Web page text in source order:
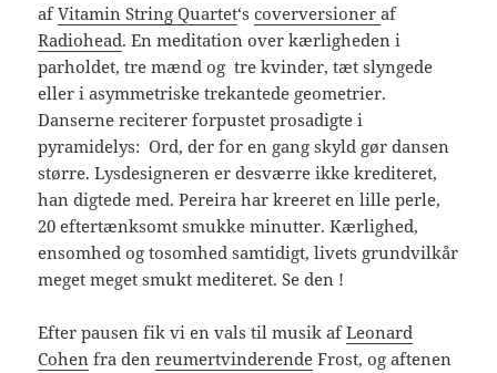
afVitamin String Quartet‘scoverversioneraf
Radiohead. En meditation over kærligheden i
parholdet, tre mænd og tre kvinder, tæt slyngede
eller i asymmetriske trekantede geometrier.
Danserne reciterer forpustet prosadigte i
pyramidelys: Ord, der for en gang skyld gør dansen
større. Lysdesigneren er desværre ikke krediteret,
han digtede med. Pereira har kreeret en lille perle,
20 eftertænksomt smukke minutter. Kærlighed,
ensomhed og tosomhed samtidigt, livets grundvilkår
meget meget smukt mediteret. Se den !
Efter pausen fik vi en vals til musik afLeonard
Cohen fra denreumertvinderende Frost, og aftenen